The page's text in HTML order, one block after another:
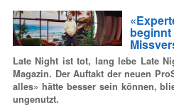
beginnt
Late Night ist tot, lang lebe Late
Magazin. Der Auftakt der neuen
alles» hätte besser sein können,
ungenutzt.